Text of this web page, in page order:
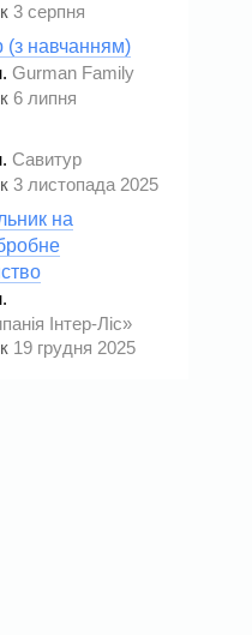
3 серпня
(з навчанням)
Gurman Family
6 липня
Савитур
3 листопада 2025
на
Інтер-Ліс»
19 грудня 2025